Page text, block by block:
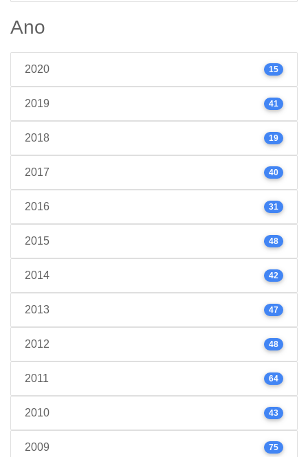
Ano
2020 15
2019 41
2018 19
2017 40
2016 31
2015 48
2014 42
2013 47
2012 48
2011 64
2010 43
2009 75